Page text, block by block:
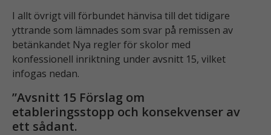
I allt övrigt vill förbundet hänvisa till det tidigare
yttrande som lämnades som svar på remissen av
betänkandet Nya regler för skolor med
konfessionell inriktning under avsnitt 15, vilket
infogas nedan.
”Avsnitt 15 Förslag om
etableringsstopp och konsekvenser av
ett sådant.